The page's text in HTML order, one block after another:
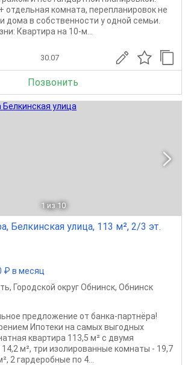
отдельная комната, перепланировок не
дома в собственности у одной семьи.
Квартира на 10-м...
30.07
Позвонить
1 из 10
Белкинская улица, 113 м², 2/3 эт.
₽ в месяц
, Городской округ Обнинск, Обнинск
предложение от банка-партнёра!
Ипотеки на самых выгодных
квартира 113,5 м² с двумя
м², три изолированные комнаты - 19,7
2 гардеробные по 4...